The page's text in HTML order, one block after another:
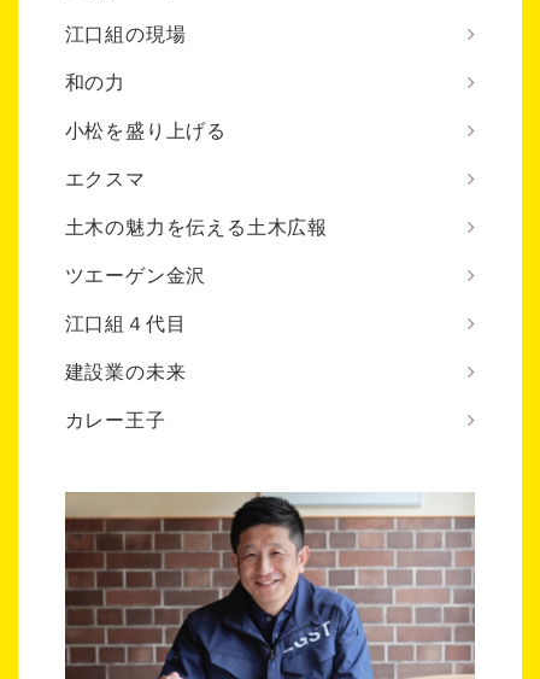
江口組の現場
和の力
小松を盛り上げる
エクスマ
土木の魅力を伝える土木広報
ツエーゲン金沢
江口組４代目
建設業の未来
カレー王子